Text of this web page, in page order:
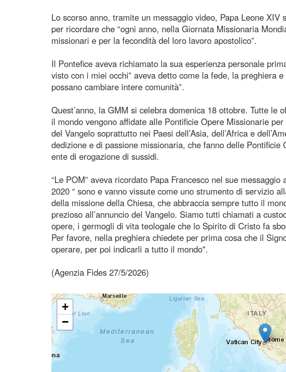
Lo scorso anno, tramite un messaggio video, Papa Leone
per ricordare che “ogni anno, nella Giornata Missionaria
missionari e per la fecondità del loro lavoro apostolico”.
Il Pontefice aveva richiamato la sua esperienza personale
visto con i miei occhi” aveva detto come la fede, la preghiera
possano cambiare intere comunità”.
Quest’anno, la GMM si celebra domenica 18 ottobre. Tutte
il mondo vengono affidate alle Pontificie Opere Missionarie
del Vangelo soprattutto nei Paesi dell’Asia, dell’Africa e
dedizione e di passione missionaria, che fanno delle
ente di erogazione di sussidi.
“Le POM” aveva ricordato Papa Francesco nel sue
2020 “ sono e vanno vissute come uno strumento di servizio
della missione della Chiesa, che abbraccia sempre tutto il
prezioso all’annuncio del Vangelo. Siamo tutti chiamati a
opere, i germogli di vita teologale che lo Spirito di Cristo fa
Per favore, nella preghiera chiedete per prima cosa che il
operare, per poi indicarli a tutto il mondo".
(Agenzia Fides 27/5/2026)
+
−